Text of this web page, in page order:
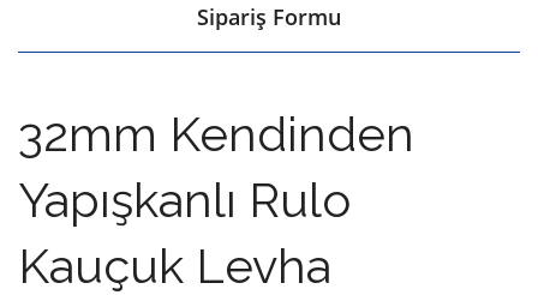
Sipariş Formu
32mm Kendinden
Yapışkanlı Rulo
Kauçuk Levha